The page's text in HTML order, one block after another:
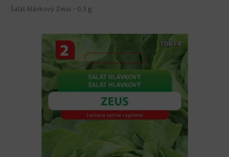
tu
Šalát hlávkový Zeus - 0,5 g